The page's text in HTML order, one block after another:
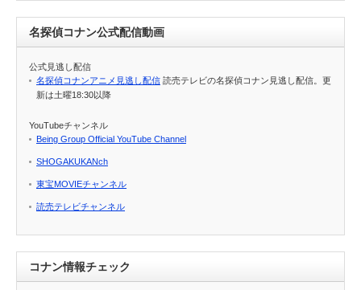
名探偵コナン公式配信動画
公式見逃し配信
名探偵コナンアニメ見逃し配信 読売テレビの名探偵コナン見逃し配信。更
新は土曜18:30以降
YouTubeチャンネル
Being Group Official YouTube Channel
SHOGAKUKANch
東宝MOVIEチャンネル
読売テレビチャンネル
コナン情報チェック